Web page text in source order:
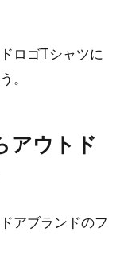
解して快適おし
今年はどんなアウター
は？女性におす
ート！
アイテムとして男女問
ロゴTシャツに
。
アウトド
アブランドのフ